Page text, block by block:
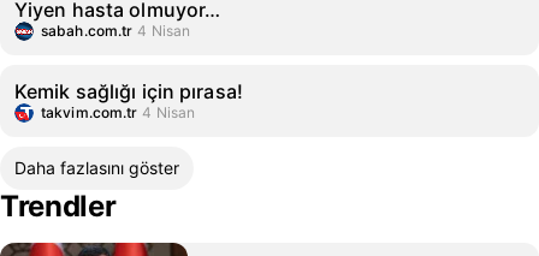
Yiyen hasta olmuyor…
sabah.com.tr 4 Nisan
Kemik sağlığı için pırasa!
takvim.com.tr 4 Nisan
Daha fazlasını göster
Trendler